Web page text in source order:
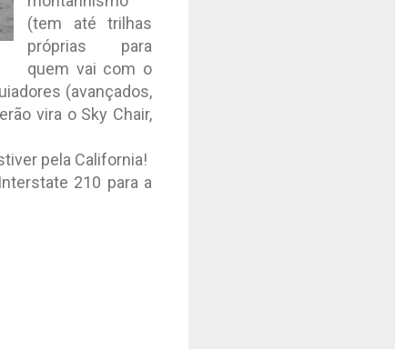
(tem até trilhas
próprias para
quem vai com o
(avançados,
vira o Sky Chair,
pela California!
210 para a